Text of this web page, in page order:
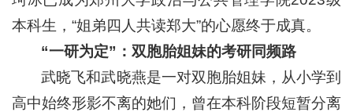
本科生，“姐弟四人共读郑大”的心愿终于成真。
“一研为定”：双胞胎姐妹的考研同频路
武晓飞和武晓燕是一对双胞胎姐妹，从小学到
高中始终形影不离的她们，曾在本科阶段短暂分离